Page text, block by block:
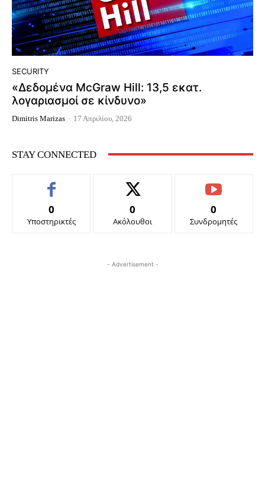
SECURITY
«Δεδομένα McGraw Hill: 13,5 εκατ.
λογαριασμοί σε κίνδυνο»
Dimitris Marizas - 17 Απριλίου, 2026
STAY CONNECTED
0
Υποστηρικτές
0
Ακόλουθοι
0
Συνδρομητές
- Advertisement -